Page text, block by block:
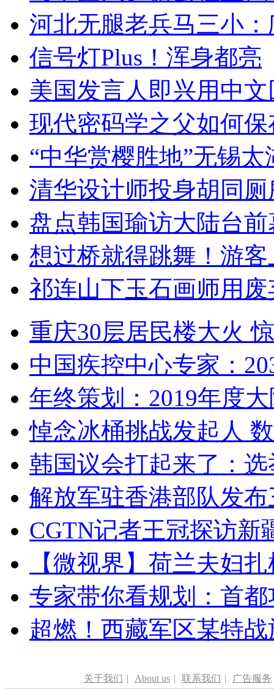
河北无腿老兵马三小
信号灯Plus！浑身都亮
美国发言人即兴用中
现代密码学之父如何
“中华赏樱胜地”无锡
清华设计师投身胡同
盘点韩国瑜访大陆台
想过桥就得跳舞！游客
祁连山下玉石画师用
重庆30层居民楼大火
中国疾控中心专家：
年终策划：2019年度
悼念冰桶挑战发起人
韩国议会打起来了：
解放军驻香港部队发
CGTN记者王冠探访新
【微视界】荷兰夫妇
专家带你看规划：首
超燃！西藏军区某特
关于我们 | About us | 联系我们 | 广告服务